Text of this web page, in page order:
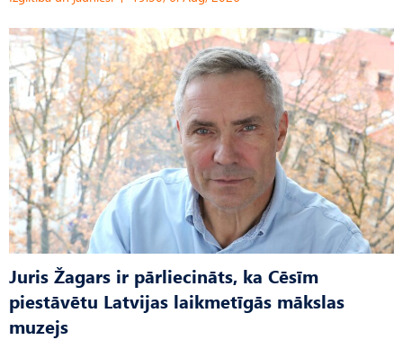
Juris Žagars ir pārliecināts, ka Cēsīm
piestāvētu Latvijas laikmetīgās mākslas
muzejs